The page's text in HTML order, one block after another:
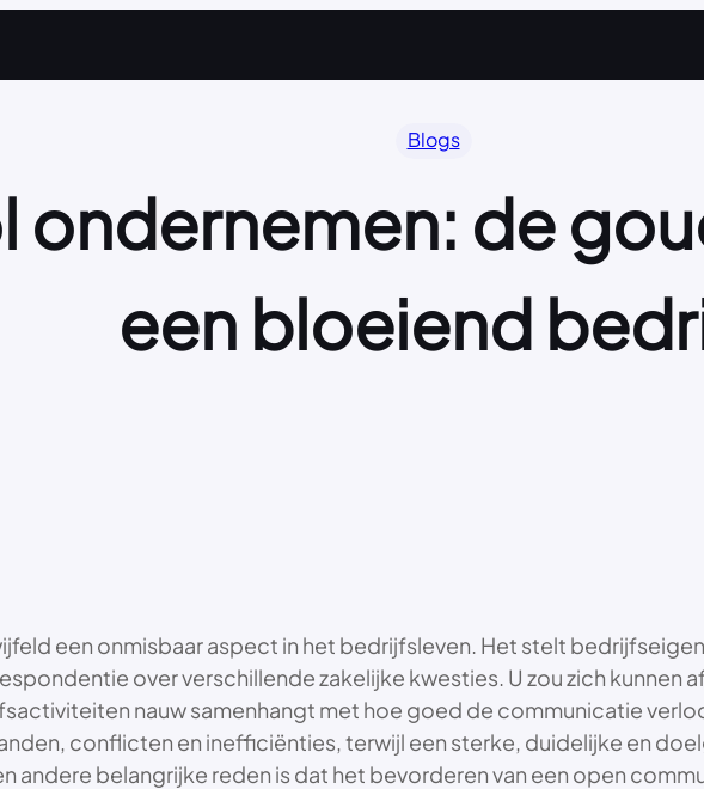
Blogs
ondernemen: de
een bloeiend
een onmisbaar aspect in het bedrijfsleven. Het stelt
over verschillende zakelijke kwesties. U zou zich kunnen
nauw samenhangt met hoe goed de communicatie
conflicten en inefficiënties, terwijl een sterke, duidelijke en
andere belangrijke reden is dat het bevorderen van een open